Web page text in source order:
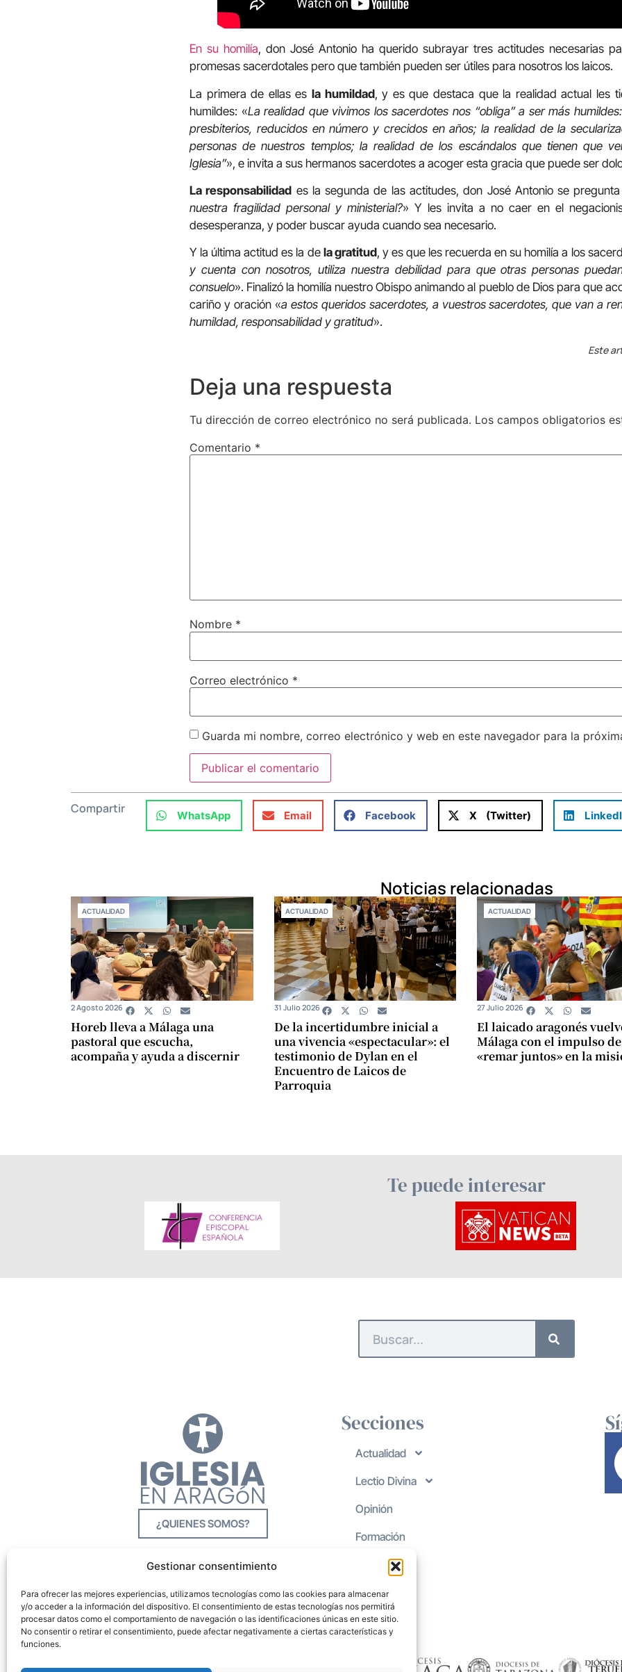
Gestionar consentimiento
Para ofrecer las mejores experiencias, utilizamos tecnologías como las cookies para almacenar
y/o acceder a la información del dispositivo. El consentimiento de estas tecnologías nos permitirá
procesar datos como el comportamiento de navegación o las identificaciones únicas en este sitio.
No consentir o retirar el consentimiento, puede afectar negativamente a ciertas características y
funciones.
En su homilía, don José Antonio ha querido subrayar tres actitudes necesarias
promesas sacerdotales pero que también pueden ser útiles para nosotros los laicos.
La primera de ellas es la humildad, y es que destaca que la realidad actual les
humildes: «La realidad que vivimos los sacerdotes nos “obliga” a ser más
presbiterios, reducidos en número y crecidos en años; la realidad de la
personas de nuestros templos; la realidad de los escándalos que tienen que
Iglesia”», e invita a sus hermanos sacerdotes a acoger esta gracia que puede ser
La responsabilidad es la segunda de las actitudes, don José Antonio se
nuestra fragilidad personal y ministerial?» Y les invita a no caer en el
desesperanza, y poder buscar ayuda cuando sea necesario.
Y la última actitud es la de la gratitud, y es que les recuerda en su homilía a los
y cuenta con nosotros, utiliza nuestra debilidad para que otras personas
consuelo». Finalizó la homilía nuestro Obispo animando al pueblo de Dios para que
cariño y oración «a estos queridos sacerdotes, a vuestros sacerdotes, que van a
humildad, responsabilidad y gratitud».
Este
Deja una respuesta
Tu dirección de correo electrónico no será publicada. Los campos obligatorios
Comentario *
Nombre *
Correo electrónico *
Guarda mi nombre, correo electrónico y web en este navegador para la
Compartir WhatsApp Email Facebook X (Twitter)
Noticias relacionadas
ACTUALIDAD
Horeb lleva a Málaga una
pastoral que escucha,
acompaña y ayuda a discernir
2 Agosto 2026
ACTUALIDAD
De la incertidumbre inicial a
una vivencia «espectacular»: el
testimonio de Dylan en el
Encuentro de Laicos de
Parroquia
31 Julio 2026
ACTUALIDAD
El laicado aragonés
Málaga con el impulso de
«remar juntos» en la
27 Julio 2026
Te puede interesar
¿QUIENES SOMOS?
Secciones
Actualidad
Lectio Divina
Opinión
Formación